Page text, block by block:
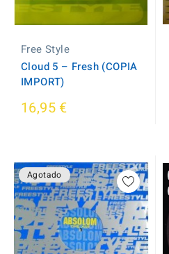
Free Style
Cloud 5 – Fresh (COPIA
IMPORT)
16,95 €
Agotado